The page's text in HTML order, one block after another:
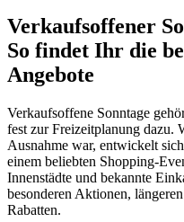
Verkaufsoffener
So findet Ihr die
Angebote
Verkaufsoffene Sonntage
fest zur Freizeitplanung dazu.
Ausnahme war, entwickelt
einem beliebten Shopping-
Innenstädte und bekannte
besonderen Aktionen,
Rabatten.